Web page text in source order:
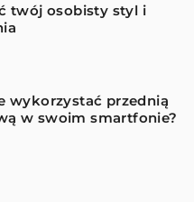
twój osobisty styl i
wykorzystać przednią
w swoim smartfonie?